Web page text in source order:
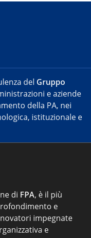
del Gruppo
e aziende
della PA, nei
istituzionale e
di FPA, è il più
e
impegnate
e